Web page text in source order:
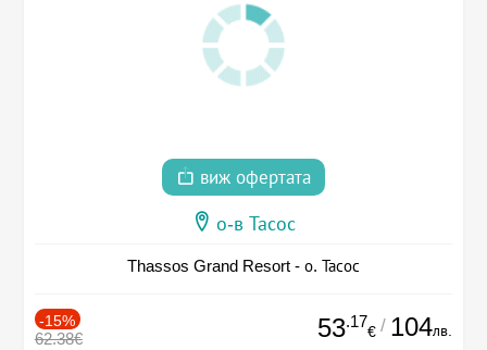
виж офертата
о-в Тасос
Thassos Grand Resort - о. Тасос
-15%
62.38€ 53.17
€ / 104лв.